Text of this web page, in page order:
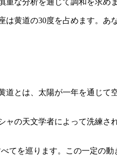
な分析を通じて調和を求めま
黄道の30度を占めます。
とは、太陽が一年を通じ
の天文学者によって洗練
てを巡ります。この一定の